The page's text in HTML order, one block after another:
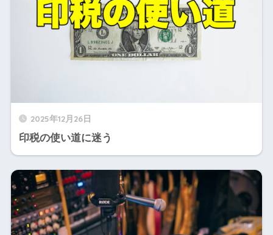
2025年12月26日
印税の使い道に迷う